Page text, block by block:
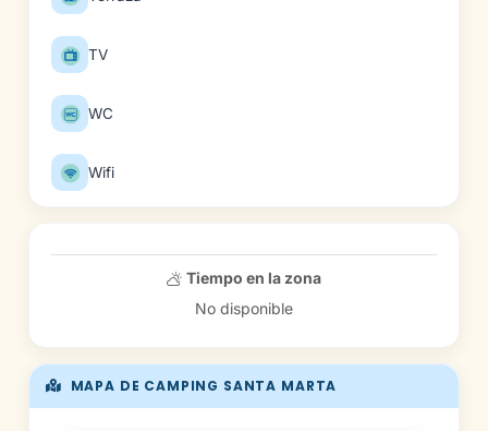
TV
WC
Wifi
MAPA DE CAMPING SANTA MARTA
Tiempo en la zona
No disponible